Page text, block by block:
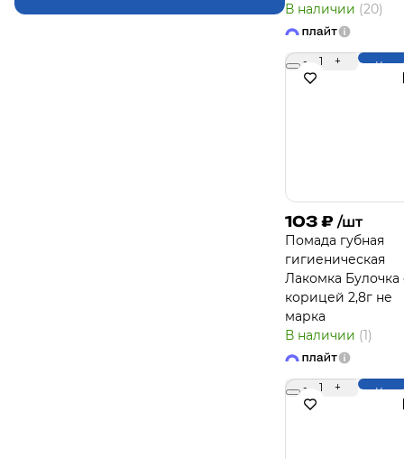
В наличии (20)
- 1 +
103 ₽ /шт
Помада губная
гигиеническая
Лакомка Булочка
корицей 2,8г не
марка
В наличии (1)
- 1 +